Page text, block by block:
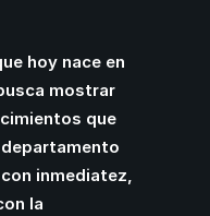
hoy nace en
mostrar
que
inmediatez,
la